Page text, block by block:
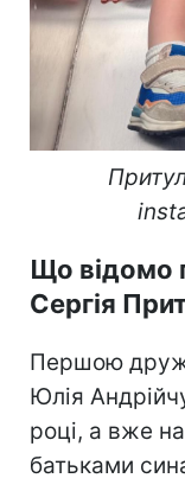
Що відомо
Сергія
Першою
Юлія
році, а вже
батьками